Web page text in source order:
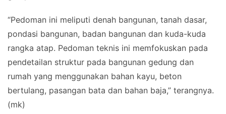
“Pedoman ini meliputi denah bangunan, tanah dasar,
pondasi bangunan, badan bangunan dan kuda-kuda
rangka atap. Pedoman teknis ini memfokuskan pada
pendetailan struktur pada bangunan gedung dan
rumah yang menggunakan bahan kayu, beton
bertulang, pasangan bata dan bahan baja,” terangnya.
(mk)